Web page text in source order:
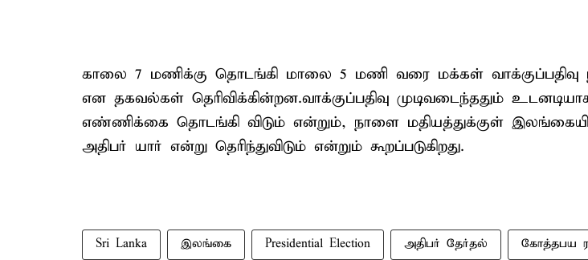
காலை 7 மணிக்கு தொடங்கி மாலை 5 மணி வரை மக்கள் வாக்குப்பதிவு
என தகவல்கள் தெரிவிக்கின்றன.வாக்குப்பதிவு முடிவடைந்ததும்
எண்ணிக்கை தொடங்கி விடும் என்றும், நாளை மதியத்துக்குள்
அதிபர் யார் என்று தெரிந்துவிடும் என்றும் கூறப்படுகிறது.
Sri Lanka இலங்கை Presidential Election அதிபர் தேர்தல் கோத்தபய